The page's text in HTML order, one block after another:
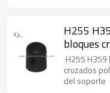
H255
bloques
H255 H359
cruzados
del soporte